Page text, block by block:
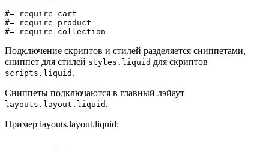
#= require cart
#= require product
Подключение скриптов и стилей разделяется сниппетами,
сниппет для стилей styles.liquid для скриптов
scripts.liquid .
Сниппеты подключаются в главный лэйаут
layouts.layout.liquid .
Пример layouts.layout.liquid: